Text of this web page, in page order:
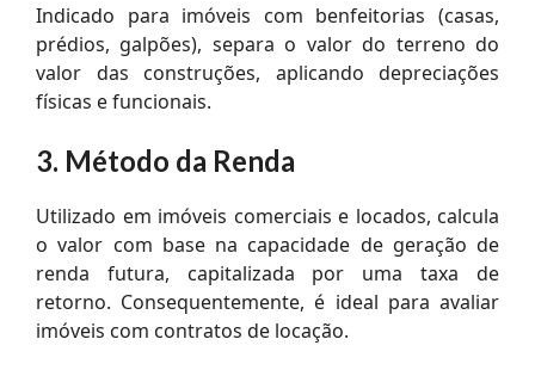
Indicado para imóveis com benfeitorias (casas,
prédios, galpões), separa o valor do terreno do
valor das construções, aplicando depreciações
físicas e funcionais.
3. Método da Renda
Utilizado em imóveis comerciais e locados, calcula
o valor com base na capacidade de geração de
renda futura, capitalizada por uma taxa de
retorno. Consequentemente, é ideal para avaliar
imóveis com contratos de locação.